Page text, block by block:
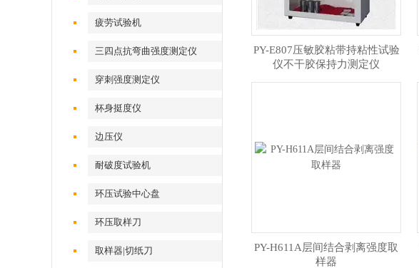
疲劳试验机
三四点抗弯曲强度测定仪
穿刺强度测定仪
杯身挺度仪
边压仪
耐破度试验机
环压试验中心盘
环压取样刀
取样器|切纸刀
PY-E807压敏胶粘带持粘性试验
仪不干胶保持力测定仪
PY-H611A层间结合剥离强度取
样器